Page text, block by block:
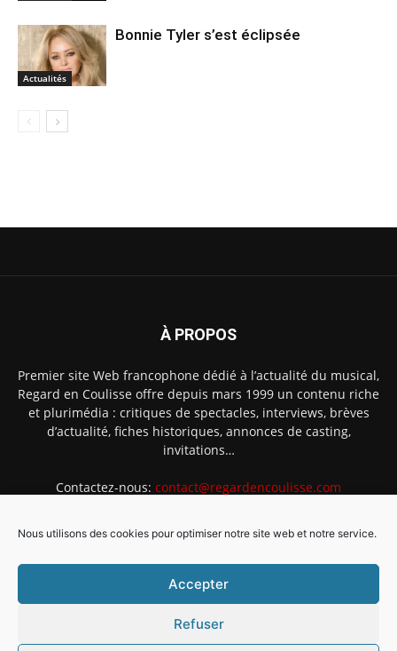
Nous utilisons des cookies pour optimiser notre site web et notre service.
Accepter
Refuser
Actualités
Bonnie Tyler s’est éclipsée
À PROPOS
Premier site Web francophone dédié à l’actualité du musical,
Regard en Coulisse offre depuis mars 1999 un contenu riche
et plurimédia : critiques de spectacles, interviews, brèves
d’actualité, fiches historiques, annonces de casting,
invitations…
Contactez-nous: contact@regardencoulisse.com